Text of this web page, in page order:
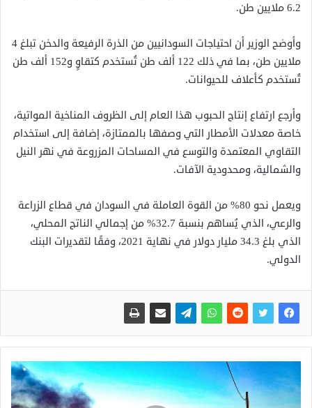
6.2 ملايين طن.
وأوضح الوزير أن احتياجات السودانيين من الذرة الرفيعة والدخن تبلغ 4
ملايين طن، بما في ذلك 122 ألف طن تُستخدم كتقاوٍ و152 ألف طن
تُستخدم كأعلاف للحيوانات.
وأرجع ارتفاع إنتاج الحبوب هذا العام إلى الظروف المناخية المواتية،
خاصة معدلات الأمطار التي وصفها بالممتازة، إضافة إلى استخدام
التقاوي المعتمدة والتوسع في المساحات المزروعة في نهر النيل
والشمالية، ومحدودية الآفات.
ويعمل نحو 80% من القوة العاملة في السودان في قطاع الزراعة
والرعي، الذي يُساهم بنسبة 32.7% من إجمالي الناتج المحلي،
الذي بلغ 34.3 مليار دولار في نهاية 2021، وفقًا لتقديرات البنك
الدولي.